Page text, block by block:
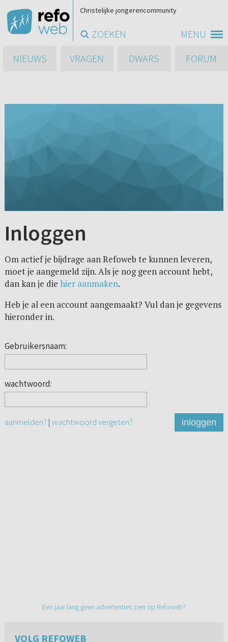
MENU
Christelijke jongerencommunity
ZOEKEN
NIEUWS
VRAGEN DWARS FORUM
Inloggen
Om actief je bijdrage aan Refoweb te kunnen leveren,
moet je aangemeld zijn. Als je nog geen account hebt,
dan kan je die hier aanmaken.
Heb je al een account aangemaakt? Vul dan je gegevens
hieronder in.
Gebruikersnaam:
wachtwoord:
aanmelden? | wachtwoord vergeten? inloggen
Een jaar lang geen advertenties zien op Refoweb?
VOLG REFOWEB